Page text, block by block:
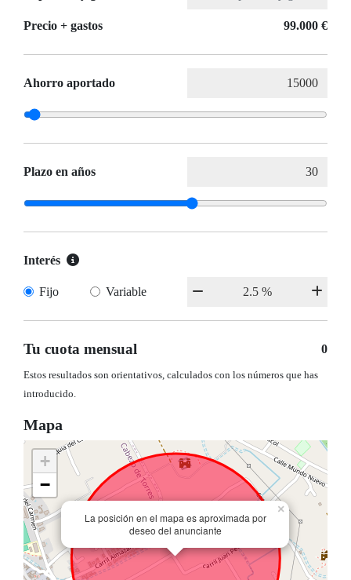
Precio + gastos 99.000 €
Ahorro aportado
Plazo en años
Interés
Fijo Variable
Tu cuota mensual 0
Estos resultados son orientativos, calculados con los números que has
introducido.
Mapa
La posición en el mapa es aproximada por
deseo del anunciante
×
+
−